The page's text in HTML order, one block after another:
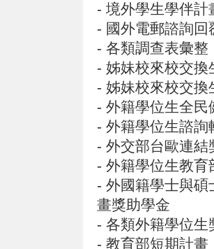
- 境外學生學伴計
- 國外電郵諮詢回
- 各類調查表彙整
- 姊妹校來校交換
- 姊妹校來校交換
- 外籍學位生全民
- 外籍學位生諮詢
- 外交部台歐連結
- 外籍學位生教育
- 外國籍學士與碩
畫獎助學金
- 各類外籍學位生
- 教育部短期計畫